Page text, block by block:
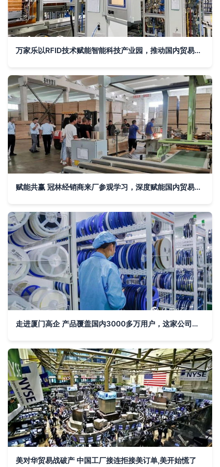
万家乐以RFID技术赋能智能科技产业园，推动国内贸易代理创新升级
赋能共赢 冠林经销商来厂参观学习，深度赋能国内贸易代理合作
走进厦门高企 产品覆盖国内3000多万用户，这家公司是行业领头羊——深耕国内贸易代理的独角兽
美对华贸易战破产 中国工厂接连拒接美订单,美开始慌了